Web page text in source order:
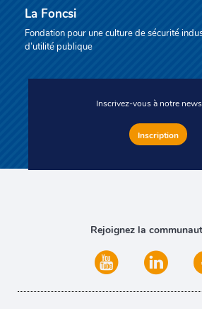
La Foncsi
Fondation pour une culture de sécurité
d’utilité publique
Inscrivez-vous à notre
Inscription
Rejoignez la